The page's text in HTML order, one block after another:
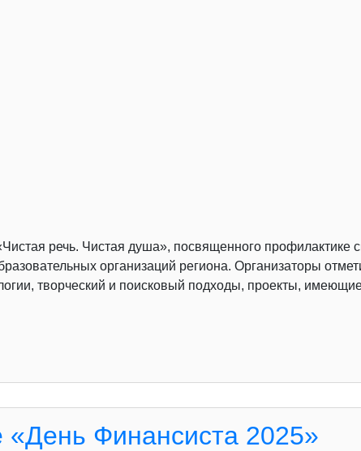
речь. Чистая душа», посвященного
организаций региона. Организаторы
творческий и поисковый подходы, проекты,
«День Финансиста 2025»